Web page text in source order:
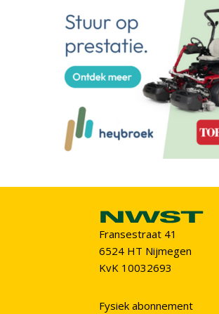
Fransestraat 41
6524 HT Nijmegen
KvK 10032693
Fysiek abonnement